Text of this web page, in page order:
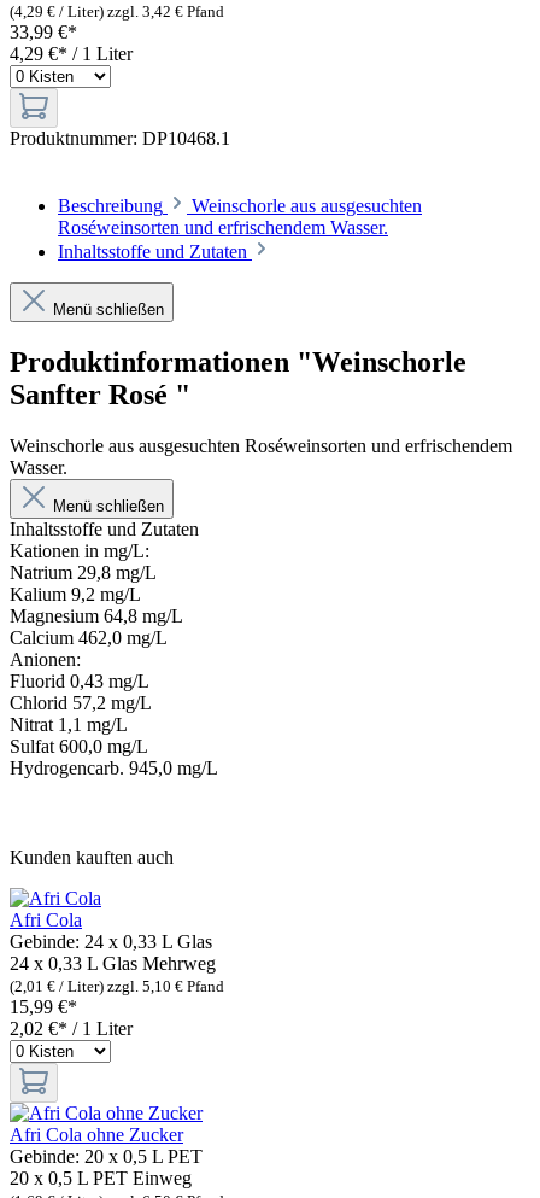
(4,29 € / Liter) zzgl. 3,42 € Pfand
33,99 €*
4,29 €* / 1 Liter
Produktnummer: DP10468.1
Beschreibung
Weinschorle aus ausgesuchten
Roséweinsorten und erfrischendem Wasser.
Inhaltsstoffe und Zutaten
Menü schließen
Produktinformationen "Weinschorle
Sanfter Rosé "
Weinschorle aus ausgesuchten Roséweinsorten und erfrischendem
Wasser.
Menü schließen
Inhaltsstoffe und Zutaten
Kationen in mg/L:
Natrium 29,8 mg/L
Kalium 9,2 mg/L
Magnesium 64,8 mg/L
Calcium 462,0 mg/L
Anionen:
Fluorid 0,43 mg/L
Chlorid 57,2 mg/L
Nitrat 1,1 mg/L
Sulfat 600,0 mg/L
Hydrogencarb. 945,0 mg/L
Kunden kauften auch
Afri Cola
Gebinde: 24 x 0,33 L Glas
24 x 0,33 L Glas Mehrweg
(2,01 € / Liter) zzgl. 5,10 € Pfand
15,99 €*
2,02 €* / 1 Liter
Afri Cola ohne Zucker
Gebinde: 20 x 0,5 L PET
20 x 0,5 L PET Einweg